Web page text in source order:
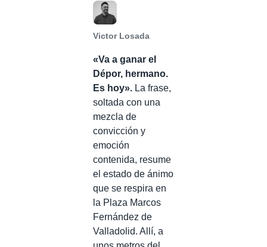
Victor Losada
«Va a ganar el
Dépor, hermano.
Es hoy». La frase,
soltada con una
mezcla de
convicción y
emoción
contenida, resume
el estado de ánimo
que se respira en
la Plaza Marcos
Fernández de
Valladolid. Allí, a